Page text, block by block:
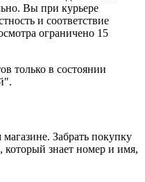
Вы при курьере
и соответствие
ограничено 15
только в состоянии
Забрать покупку
знает номер и имя,